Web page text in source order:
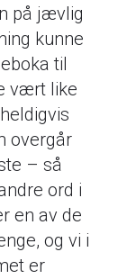
på jævlig
kunne
til
vært like
overgår
– så
ord i
en av de
og vi i
er